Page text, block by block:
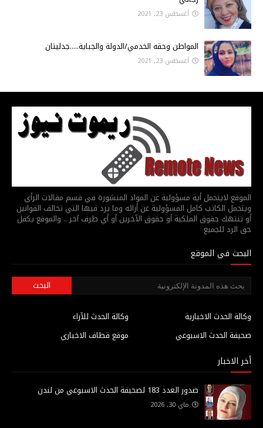
أغسطس 23, 2021
المواطن وحقه الخدمي/الدولة والجباية.....جدليتان
أغسطس 23, 2021
الموقع لايتحمل أية مسؤولية عن المواد المنشورة في قسم مقالات الرأي
ويتحمل الكاتب كامل المسؤولية عن أرائه وما يرد فيها التي تخالف القوانين
أو تنتهك حقوق الملكية أو حقوق الآخرين أو أي طرف آخر .. والموقع يكفل
حق الرد للجميع
البحث في الموقع
وكالة الحدث للآراء
وكالة الحدث الاخبارية
موقع قطاف الاخباري
صحيفة الحدث الاسبوعي
أخر الاخبار
صدور العدد 183 لصحيفة الحدث الاسبوعي من لندن
ماي 30, 2026